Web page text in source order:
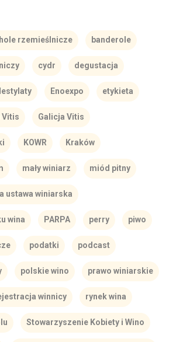
rzemieślnicze banderole
cydr degustacja
Enoexpo etykieta
Vitis Galicja Vitis
KOWR Kraków
mały winiarz miód pitny
ustawa winiarska
wina PARPA perry piwo
podatki podcast
polskie wino prawo winiarskie
winnicy rynek wina
Stowarzyszenie Kobiety i Wino